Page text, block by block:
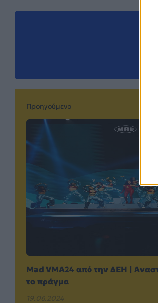
Προηγούμενο
Mad VMA24 από την ΔΕΗ |
το πράγμα
19.06.2024